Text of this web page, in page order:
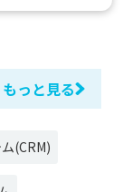
もっと見る
(CRM)